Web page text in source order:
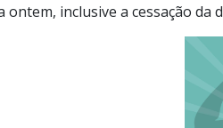
inclusive a cessação da